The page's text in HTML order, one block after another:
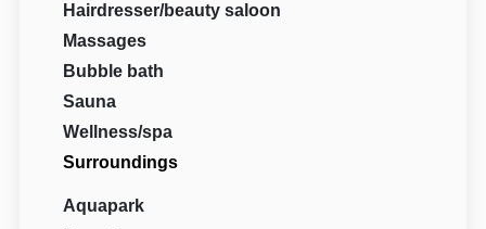
Hairdresser/beauty saloon
Massages
Bubble bath
Sauna
Wellness/spa
Surroundings
Aquapark